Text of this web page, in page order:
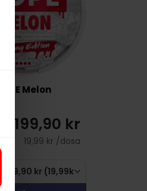
DOPE Melon
199,90 kr
19,99 kr /dosa